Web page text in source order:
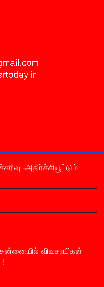
-அதிர்ச்சியூட்டும்
விவசாயிகள்
!